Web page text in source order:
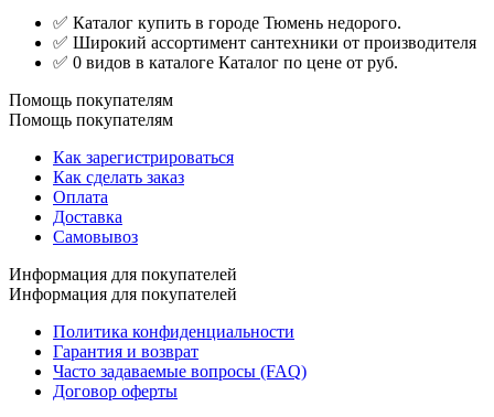
✅ Каталог купить в городе Тюмень недорого.
✅ Широкий ассортимент сантехники от производителя
✅ 0 видов в каталоге Каталог по цене от руб.
Помощь покупателям
Помощь покупателям
Как зарегистрироваться
Как сделать заказ
Оплата
Доставка
Самовывоз
Информация для покупателей
Информация для покупателей
Политика конфиденциальности
Гарантия и возврат
Часто задаваемые вопросы (FAQ)
Договор оферты